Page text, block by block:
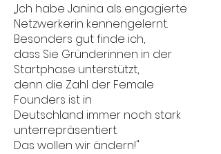
„Ich habe Janina als engagierte
Netzwerkerin kennengelernt.
Besonders gut finde ich,
dass Sie Gründerinnen in der
Startphase unterstützt,
denn die Zahl der Female
Founders ist in
Deutschland immer noch stark
unterrepräsentiert.
Das wollen wir ändern!"